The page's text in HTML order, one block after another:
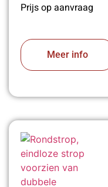
Prijs op aanvraag
Meer info